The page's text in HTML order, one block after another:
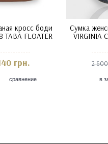
кросс боди
TABA FLOATER
грн.
сравнение
Сумка
VIRGINIA
2
в